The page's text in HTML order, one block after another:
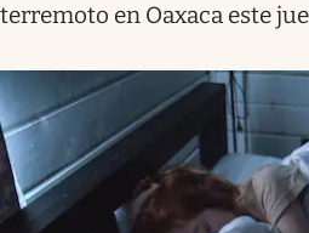
terremoto en Oaxaca este